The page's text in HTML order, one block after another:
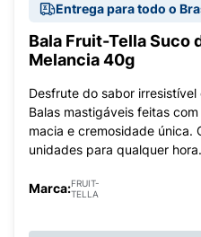
Entrega para todo o
Bala Fruit-Tella Suco
Melancia 40g
Desfrute do sabor
Balas mastigáveis feitas
macia e cremosidade única.
unidades para qualquer hora.
Marca:FRUIT-
TELLA